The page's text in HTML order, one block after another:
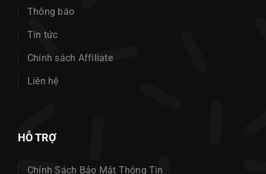
Thông báo
Tin tức
Chính sách Affiliate
Liên hệ
HỖ TRỢ
Chính Sách Bảo Mật Thông Tin